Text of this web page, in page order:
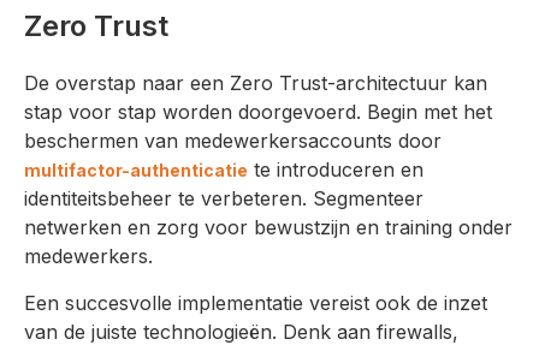
Zero Trust
De overstap naar een Zero Trust-architectuur kan
stap voor stap worden doorgevoerd. Begin met het
beschermen van medewerkersaccounts door
multifactor-authenticatie te introduceren en
identiteitsbeheer te verbeteren. Segmenteer
netwerken en zorg voor bewustzijn en training onder
medewerkers.
Een succesvolle implementatie vereist ook de inzet
van de juiste technologieën. Denk aan firewalls,